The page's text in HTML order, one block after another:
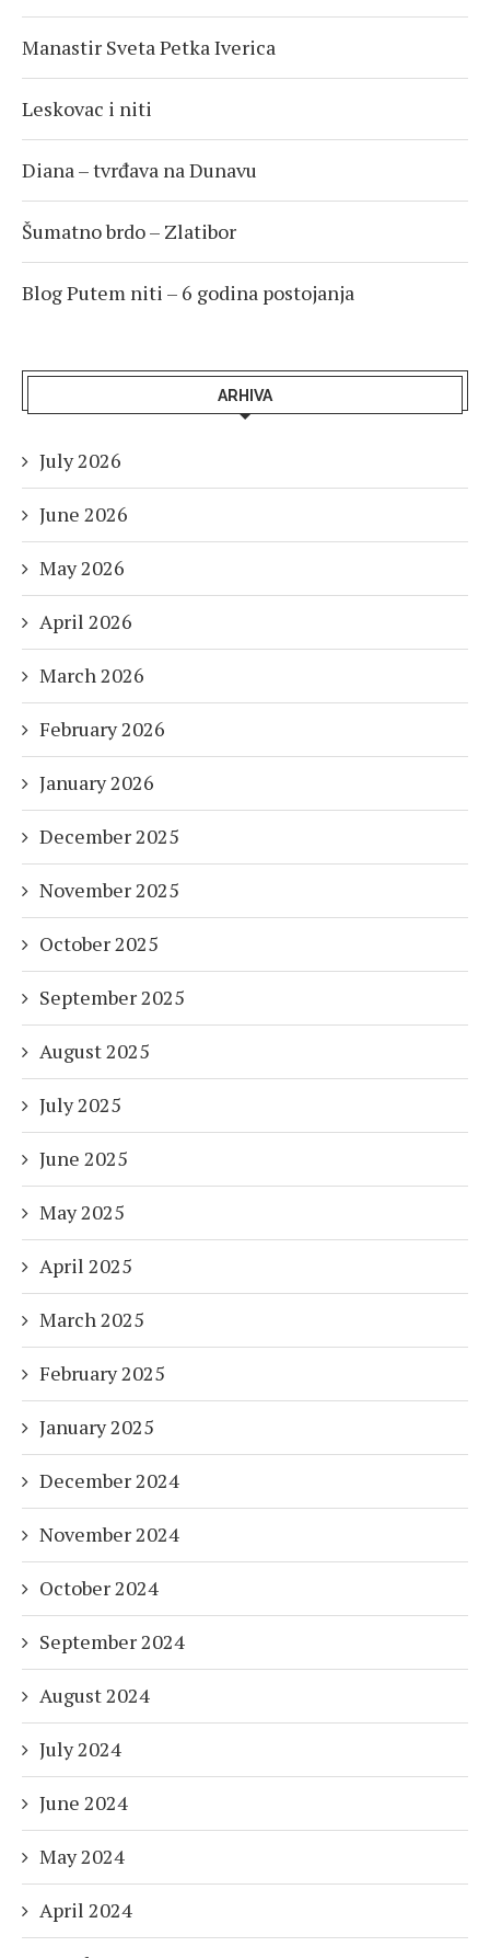
Manastir Sveta Petka Iverica
Leskovac i niti
Diana – tvrđava na Dunavu
Šumatno brdo – Zlatibor
Blog Putem niti – 6 godina postojanja
ARHIVA
July 2026
June 2026
May 2026
April 2026
March 2026
February 2026
January 2026
December 2025
November 2025
October 2025
September 2025
August 2025
July 2025
June 2025
May 2025
April 2025
March 2025
February 2025
January 2025
December 2024
November 2024
October 2024
September 2024
August 2024
July 2024
June 2024
May 2024
April 2024